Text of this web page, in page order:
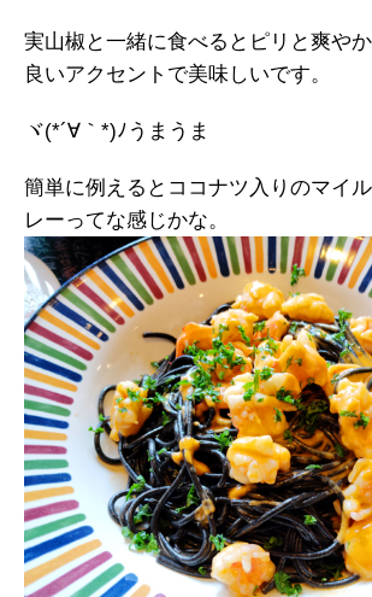
実山椒と一緒に食べるとピリと爽や
良いアクセントで美味しいです。
ヾ(*´∀｀*)ﾉうまうま
簡単に例えるとココナツ入りのマイ
レーってな感じかな。